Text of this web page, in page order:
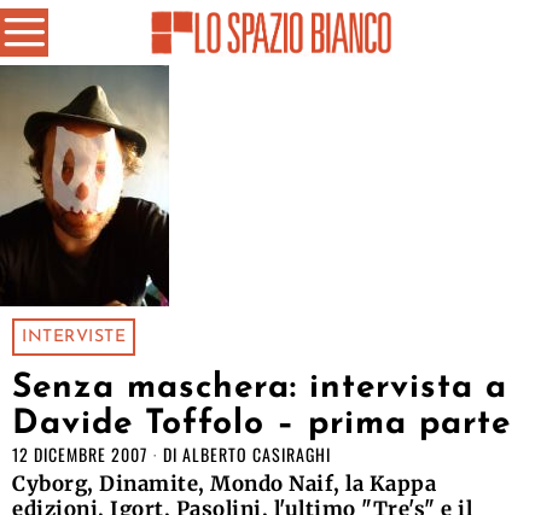
INTERVISTE
Senza maschera: intervista a
Davide Toffolo – prima parte
12 DICEMBRE 2007 DI ALBERTO CASIRAGHI
Cyborg, Dinamite, Mondo Naif, la Kappa
edizioni, Igort, Pasolini, l'ultimo "Tre's" e il